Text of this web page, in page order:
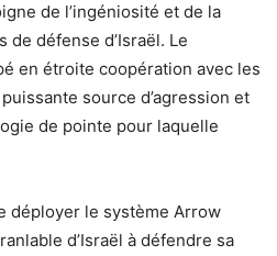
de l’ingéniosité et de la
défense d’Israël. Le
en étroite coopération avec les
source d’agression et
de pointe pour laquelle
déployer le système Arrow
d’Israël à défendre sa